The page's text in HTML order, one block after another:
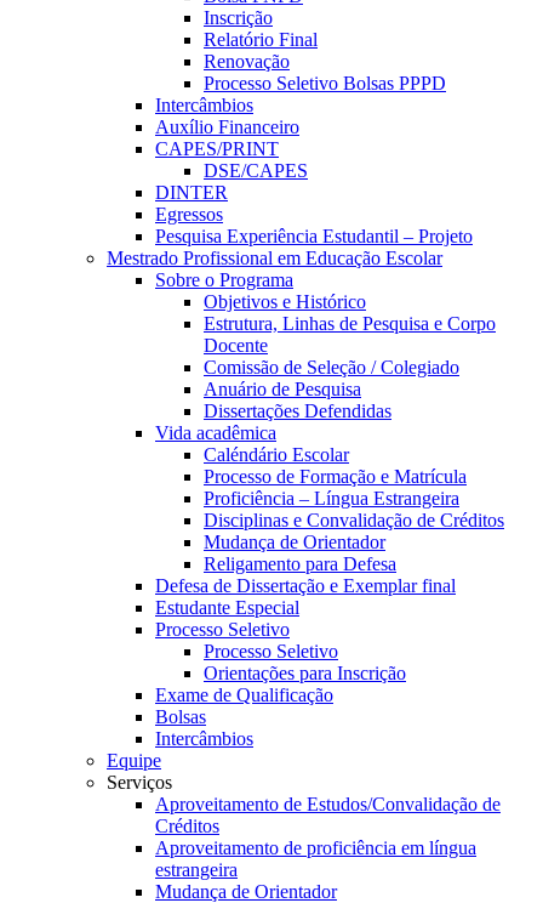
Inscrição
Relatório Final
Renovação
Processo Seletivo Bolsas PPPD
Intercâmbios
Auxílio Financeiro
CAPES/PRINT
DSE/CAPES
DINTER
Egressos
Pesquisa Experiência Estudantil – Projeto
Mestrado Profissional em Educação Escolar
Sobre o Programa
Objetivos e Histórico
Estrutura, Linhas de Pesquisa e Corpo
Docente
Comissão de Seleção / Colegiado
Anuário de Pesquisa
Dissertações Defendidas
Vida acadêmica
Caléndário Escolar
Processo de Formação e Matrícula
Proficiência – Língua Estrangeira
Disciplinas e Convalidação de Créditos
Mudança de Orientador
Religamento para Defesa
Defesa de Dissertação e Exemplar final
Estudante Especial
Processo Seletivo
Processo Seletivo
Orientações para Inscrição
Exame de Qualificação
Bolsas
Intercâmbios
Equipe
Serviços
Aproveitamento de Estudos/Convalidação de
Créditos
Aproveitamento de proficiência em língua
estrangeira
Mudança de Orientador